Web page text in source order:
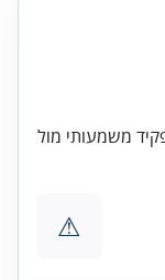
משמעותי מול
⚠